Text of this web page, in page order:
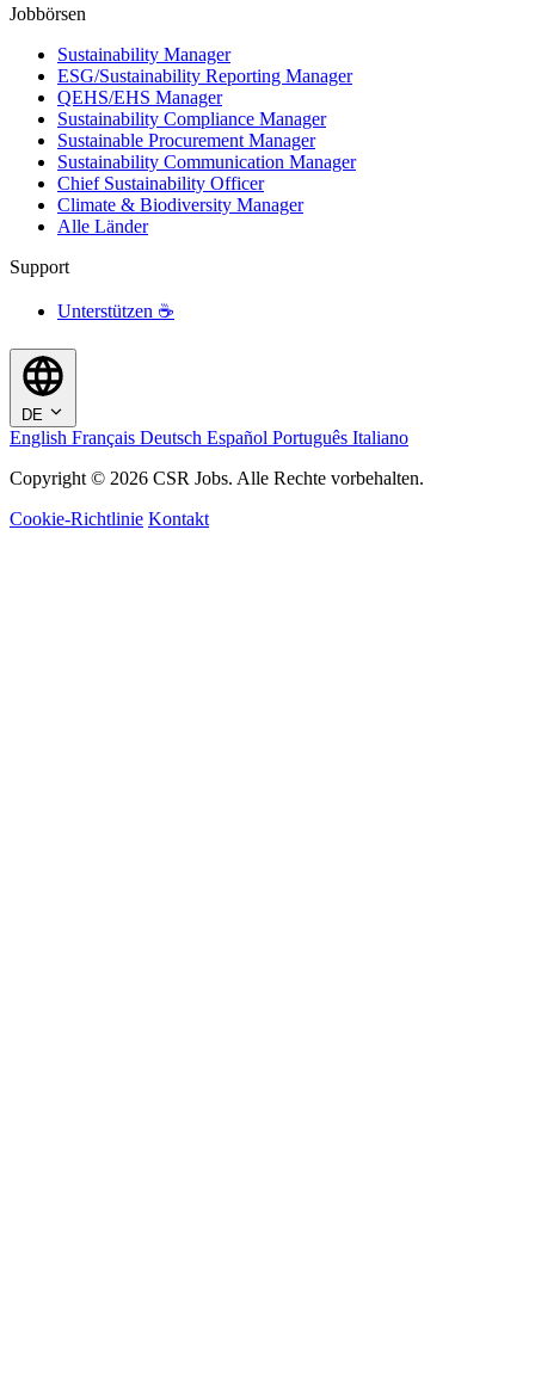
Jobbörsen
Sustainability Manager
ESG/Sustainability Reporting Manager
QEHS/EHS Manager
Sustainability Compliance Manager
Sustainable Procurement Manager
Sustainability Communication Manager
Chief Sustainability Officer
Climate & Biodiversity Manager
Alle Länder
Support
Unterstützen ☕
DE
English Français Deutsch Español Português Italiano
Copyright © 2026 CSR Jobs. Alle Rechte vorbehalten.
Cookie-Richtlinie Kontakt